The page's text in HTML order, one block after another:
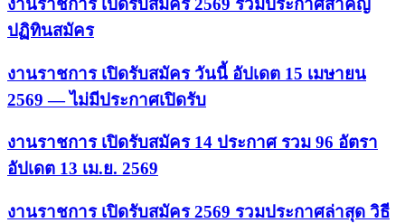
งานราชการ เปิดรับสมัคร 2569 รวมประกาศสำคัญ
ปฏิทินสมัคร
งานราชการ เปิดรับสมัคร วันนี้ อัปเดต 15 เมษายน
2569 — ไม่มีประกาศเปิดรับ
งานราชการ เปิดรับสมัคร 14 ประกาศ รวม 96 อัตรา
อัปเดต 13 เม.ย. 2569
งานราชการ เปิดรับสมัคร 2569 รวมประกาศล่าสุด วิธี